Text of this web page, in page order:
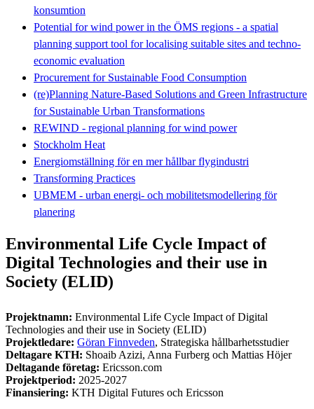
konsumtion
Potential for wind power in the ÖMS regions - a spatial
planning support tool for localising suitable sites and techno-
economic evaluation
Procurement for Sustainable Food Consumption
(re)Planning Nature-Based Solutions and Green Infrastructure
for Sustainable Urban Transformations
REWIND - regional planning for wind power
Stockholm Heat
Energiomställning för en mer hållbar flygindustri
Transforming Practices
UBMEM - urban energi- och mobilitetsmodellering för
planering
Environmental Life Cycle Impact of
Digital Technologies and their use in
Society (ELID)
Projektnamn: Environmental Life Cycle Impact of Digital
Technologies and their use in Society (ELID)
Projektledare: Göran Finnveden, Strategiska hållbarhetsstudier
Deltagare KTH: Shoaib Azizi, Anna Furberg och Mattias Höjer
Deltagande företag: Ericsson.com
Projektperiod: 2025-2027
Finansiering: KTH Digital Futures och Ericsson